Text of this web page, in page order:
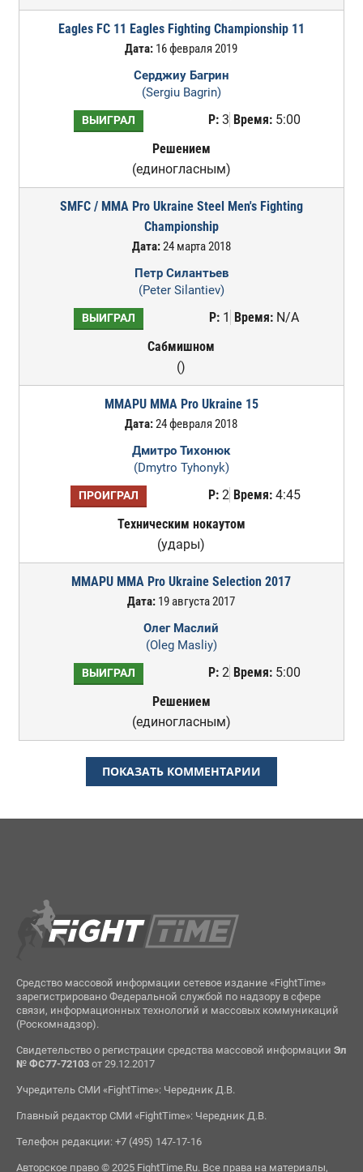
Eagles FC 11 Eagles Fighting Championship 11
Дата: 16 февраля 2019
Серджиу Багрин
(Sergiu Bagrin)
ВЫИГРАЛ Р:3 Время:5:00
Решением
(единогласным)
SMFC / MMA Pro Ukraine Steel Men's Fighting
Championship
Дата:24 марта 2018
Петр Силантьев
(Peter Silantiev)
ВЫИГРАЛ Р: 1 Время: N/A
Сабмишном
()
MMAPU MMA Pro Ukraine 15
Дата:24 февраля 2018
Дмитро Тихонюк
(Dmytro Tyhonyk)
ПРОИГРАЛ Р:2 Время:4:45
Техническим нокаутом
(удары)
MMAPU MMA Pro Ukraine Selection 2017
Дата: 19 августа 2017
Олег Маслий
(Oleg Masliy)
ВЫИГРАЛ Р:2 Время:5:00
Решением
(единогласным)
ПОКАЗАТЬ КОММЕНТАРИИ
Средство массовой информации сетевое издание «FightTime»
зарегистрировано Федеральной службой по надзору в сфере
связи, информационных технологий и массовых коммуникаций
(Роскомнадзор).
Свидетельство о регистрации средства массовой информации Эл
№ ФС77-72103от 29.12.2017
Учредитель СМИ «FightTime»: Чередник Д.В.
Главный редактор СМИ «FightTime»: Чередник Д.В.
Телефон редакции: +7 (495) 147-17-16
Авторское право © 2025 FightTime.Ru. Все права на материалы,